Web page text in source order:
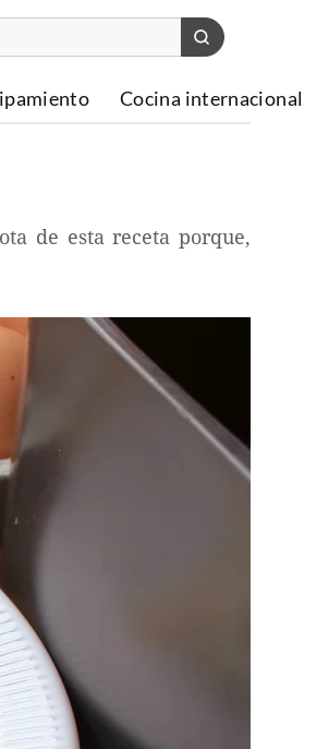
Cocina internacional
de esta receta porque,